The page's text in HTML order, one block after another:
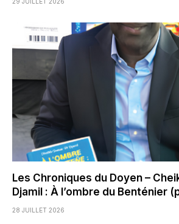
Les Chroniques du Doyen –
Djamil : À l’ombre du Benténier
28 JUILLET 2026